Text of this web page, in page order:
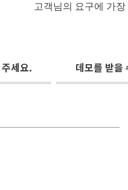
고객님의 요구에 가
세요. 데모를 받을